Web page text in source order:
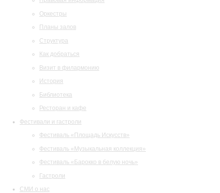
Оркестры
Планы залов
Структура
Как добраться
Визит в филармонию
История
Библиотека
Ресторан и кафе
Фестивали и гастроли
Фестиваль «Площадь Искусств»
Фестиваль «Музыкальная коллекция»
Фестиваль «Барокко в белую ночь»
Гастроли
СМИ о нас